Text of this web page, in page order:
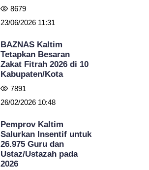
8679
23/06/2026 11:31
BAZNAS Kaltim
Tetapkan Besaran
Zakat Fitrah 2026 di 10
Kabupaten/Kota
7891
26/02/2026 10:48
Pemprov Kaltim
Salurkan Insentif untuk
26.975 Guru dan
Ustaz/Ustazah pada
2026